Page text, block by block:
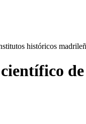
históricos